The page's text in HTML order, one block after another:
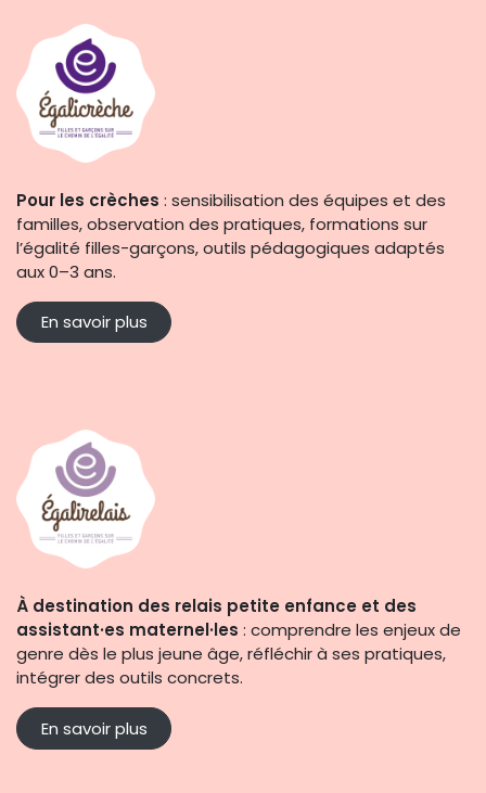
Pour les crèches : sensibilisation des équipes et des
familles, observation des pratiques, formations sur
l’égalité filles-garçons, outils pédagogiques adaptés
aux 0–3 ans.
En savoir plus
À destination des relais petite enfance et des
assistant·es maternel·les : comprendre les enjeux de
genre dès le plus jeune âge, réfléchir à ses pratiques,
intégrer des outils concrets.
En savoir plus